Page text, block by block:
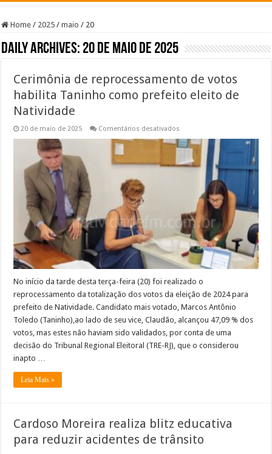
Home / 2025 / maio / 20
Daily Archives: 20 de maio de 2025
Cerimônia de reprocessamento de votos
habilita Taninho como prefeito eleito de
Natividade
20 de maio de 2025 Comentários desativados
de
reprocessamento
votos
prefeito
eleito
de
Natividade
No início da tarde desta terça-feira (20) foi realizado o
reprocessamento da totalização dos votos da eleição de 2024 para
prefeito de Natividade. Candidato mais votado, Marcos Antônio
Toledo (Taninho),ao lado de seu vice, Claudão, alcançou 47,09 % dos
votos, mas estes não haviam sido validados, por conta de uma
decisão do Tribunal Regional Eleitoral (TRE-RJ), que o considerou
inapto …
Leia Mais »
Cardoso Moreira realiza blitz educativa
para reduzir acidentes de trânsito